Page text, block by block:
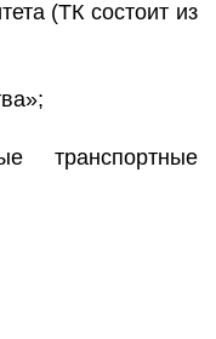
(ТК состоит из
транспортные